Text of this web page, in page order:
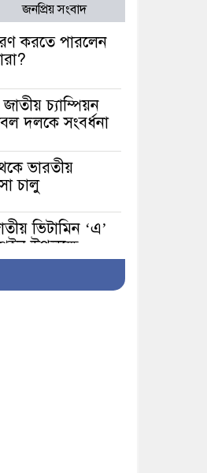
জনপ্রিয় সংবাদ
করতে পারলেন
চ্যাম্পিয়ন
দলকে সংবর্ধনা
ভারতীয়
চালু
ভিটামিন ‘এ’
উপলক্ষে
অবহিতকরণ